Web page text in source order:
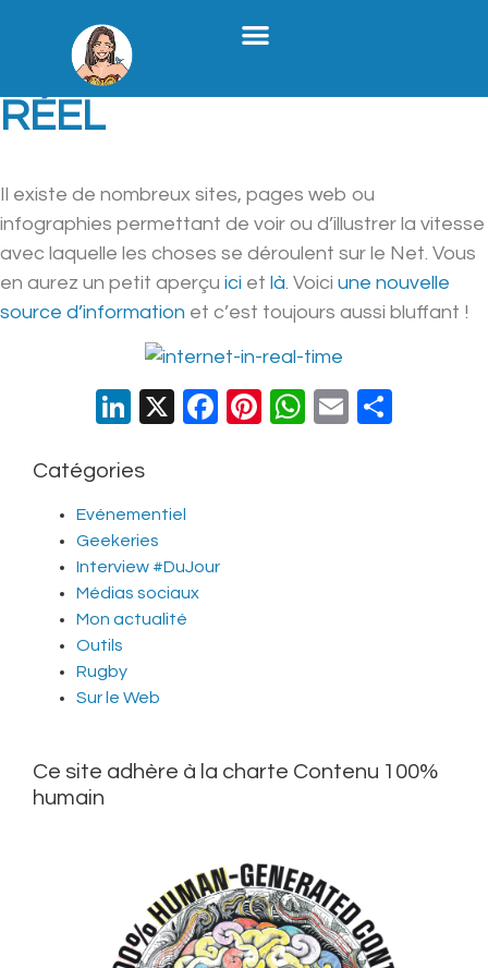
INTERNET EN TEMPS
RÉEL
Il existe de nombreux sites, pages web ou
infographies permettant de voir ou d’illustrer la vitesse
avec laquelle les choses se déroulent sur le Net. Vous
en aurez un petit aperçu ici et là. Voici une nouvelle
source d’information et c’est toujours aussi bluffant !
LinkedIn
X Facebook
Pinterest
WhatsApp
Email
Catégories
Evénementiel
Geekeries
Interview #DuJour
Médias sociaux
Mon actualité
Outils
Rugby
Sur le Web
Ce site adhère à la charte Contenu 100%
humain